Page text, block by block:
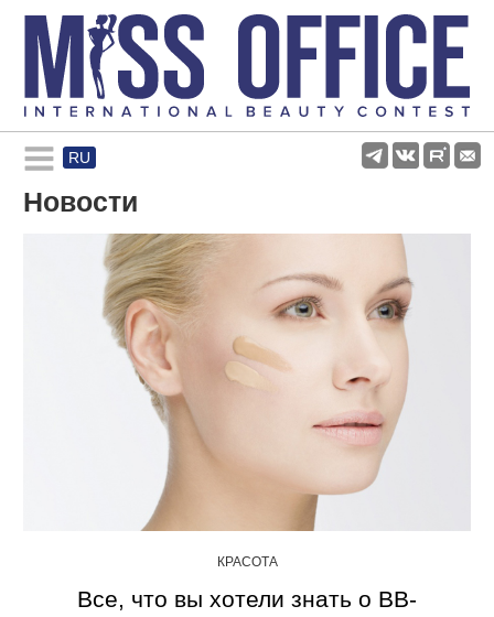
RU
Rules and regulations
About pageant
Participants
Gallery
Новости
КРАСОТА
Все, что вы хотели знать о ВВ-